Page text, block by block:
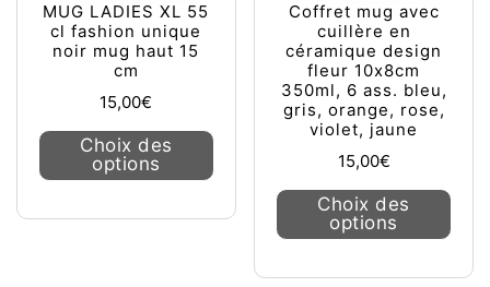
MUG LADIES XL 55
cl fashion unique
noir mug haut 15
cm
15,00€
Choix des
options
Ce produit a plusieurs variations.
Coffret mug avec
cuillère en
céramique design
fleur 10x8cm
350ml, 6 ass. bleu,
gris, orange, rose,
violet, jaune
15,00€
Choix des
options